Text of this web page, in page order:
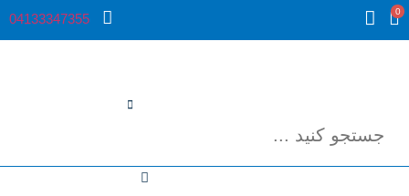
0
04133347355